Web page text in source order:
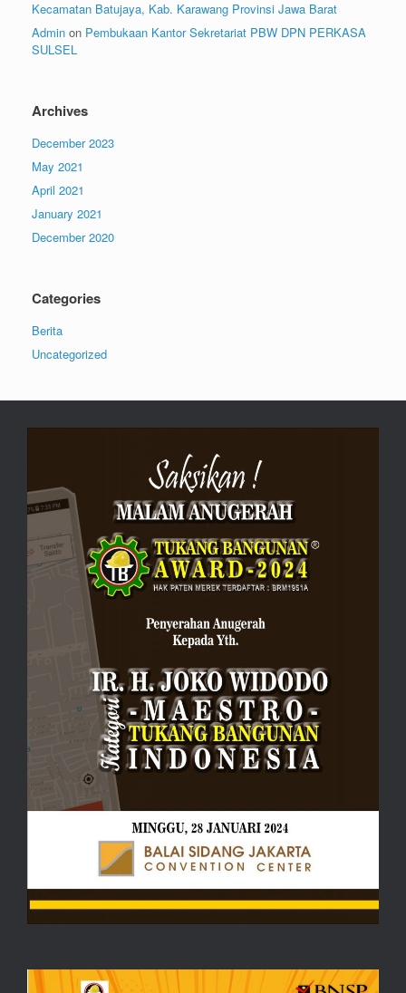
Kecamatan Batujaya, Kab. Karawang Provinsi Jawa Barat
Admin on Pembukaan Kantor Sekretariat PBW DPN PERKASA
SULSEL
Archives
December 2023
May 2021
April 2021
January 2021
December 2020
Categories
Berita
Uncategorized